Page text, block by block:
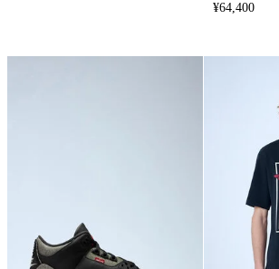
¥64,400